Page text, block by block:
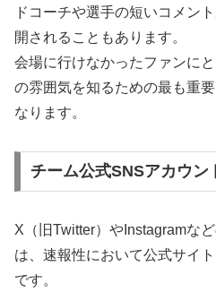
ドコーチや選手の短いコメン
開されることもあります。
会場に行けなかったファンに
の雰囲気を知るための最も重
なります。
チーム公式SNSアカウン
X（旧Twitter）やInstagramな
は、速報性において公式サイ
です。